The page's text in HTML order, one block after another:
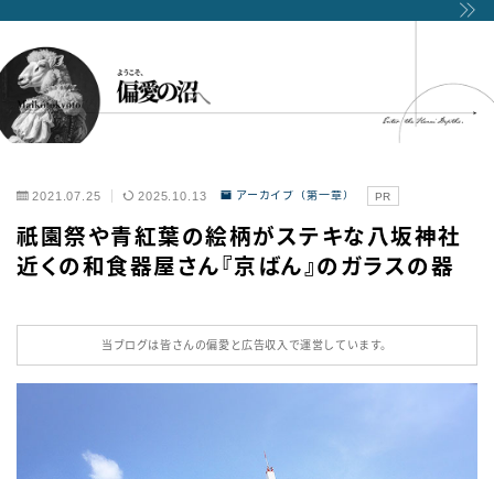
2021.07.25 2025.10.13 アーカイブ（第一章） PR
祇園祭や青紅葉の絵柄がステキな八坂神社
近くの和食器屋さん『京ばん』のガラスの器
当ブログは皆さんの偏愛と広告収入で運営しています。